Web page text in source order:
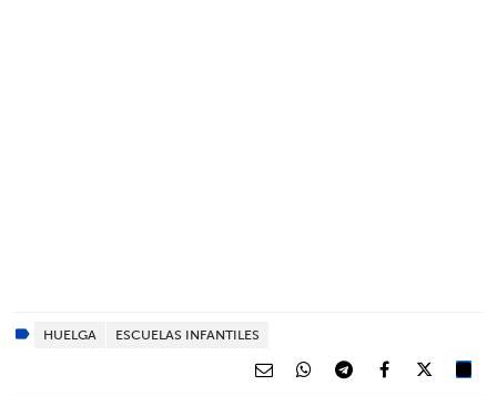
HUELGA ESCUELAS INFANTILES